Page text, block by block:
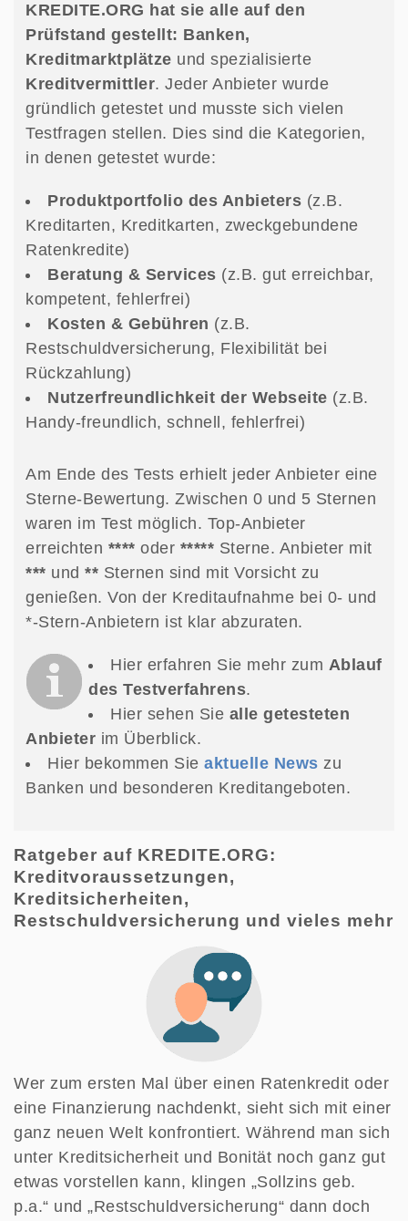
KREDITE.ORG hat sie alle auf den
Prüfstand gestellt: Banken,
Kreditmarktplätze und spezialisierte
Kreditvermittler. Jeder Anbieter wurde
gründlich getestet und musste sich vielen
Testfragen stellen. Dies sind die Kategorien,
in denen getestet wurde:
Produktportfolio des Anbieters (z.B.
Kreditarten, Kreditkarten, zweckgebundene
Ratenkredite)
Beratung & Services (z.B. gut erreichbar,
kompetent, fehlerfrei)
Kosten & Gebühren (z.B.
Restschuldversicherung, Flexibilität bei
Rückzahlung)
Nutzerfreundlichkeit der Webseite (z.B.
Handy-freundlich, schnell, fehlerfrei)
Am Ende des Tests erhielt jeder Anbieter eine
Sterne-Bewertung. Zwischen 0 und 5 Sternen
waren im Test möglich. Top-Anbieter
erreichten **** oder ***** Sterne. Anbieter mit
*** und ** Sternen sind mit Vorsicht zu
genießen. Von der Kreditaufnahme bei 0- und
*-Stern-Anbietern ist klar abzuraten.
Hier erfahren Sie mehr zum Ablauf
des Testverfahrens.
Hier sehen Sie alle getesteten
Anbieter im Überblick.
Hier bekommen Sie aktuelle News zu
Banken und besonderen Kreditangeboten.
Ratgeber auf KREDITE.ORG:
Kreditvoraussetzungen,
Kreditsicherheiten,
Restschuldversicherung und vieles mehr
Wer zum ersten Mal über einen Ratenkredit oder
eine Finanzierung nachdenkt, sieht sich mit einer
ganz neuen Welt konfrontiert. Während man sich
unter Kreditsicherheit und Bonität noch ganz gut
etwas vorstellen kann, klingen „Sollzins geb.
p.a.“ und „Restschuldversicherung“ dann doch